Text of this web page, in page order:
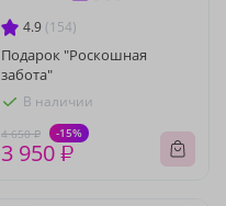
4.9 (154)
Подарок "Роскошная
забота"
В наличии
4 650 ₽ -15%
3 950 ₽